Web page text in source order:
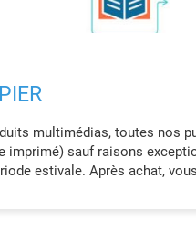
multimédias, toutes nos
imprimé) sauf raisons
estivale. Après achat,